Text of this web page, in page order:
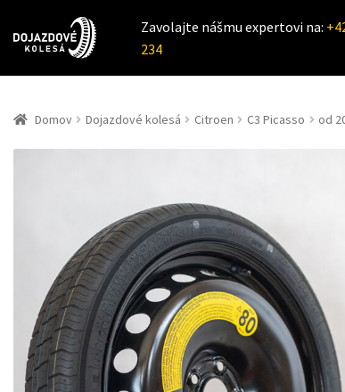
Zavolajte nášmu expertovi na:
234
Domov Dojazdové kolesá Citroen C3 Picasso od